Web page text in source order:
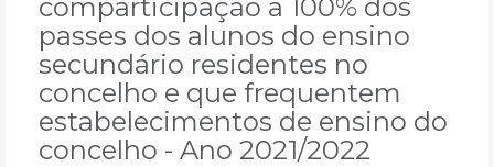
comparticipação a 100% dos
passes dos alunos do ensino
secundário residentes no
concelho e que frequentem
estabelecimentos de ensino do
concelho - Ano 2021/2022